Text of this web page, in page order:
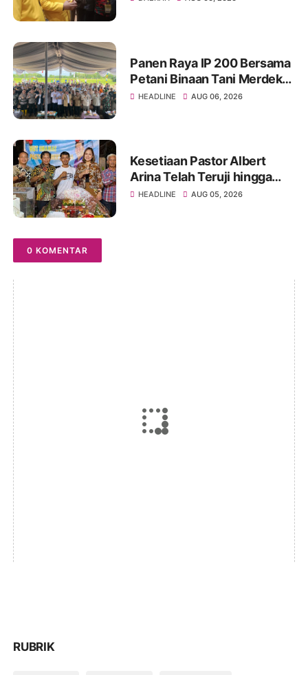
Panen Raya IP 200 Bersama
Petani Binaan Tani Merdeka
Indonesia Ogan Ilir
HEADLINE AUG 06, 2026
Kesetiaan Pastor Albert
Arina Telah Teruji hingga
Pesta Perak Imamat ke 28
HEADLINE AUG 05, 2026
0 KOMENTAR
RUBRIK